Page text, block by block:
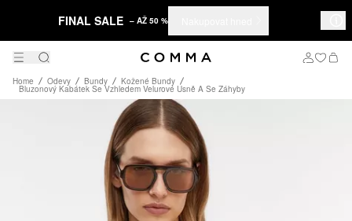
FINAL SALE – AŽ 50 %
Home Odevy Bundy Kožené Bundy
Bluzonový Kabátek Se Vzhledem Velurové Usně A Se Záhyby